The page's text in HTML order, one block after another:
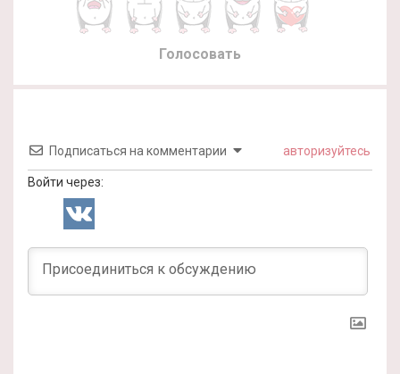
Голосовать
Подписаться на комментарии авторизуйтесь
Войти через: